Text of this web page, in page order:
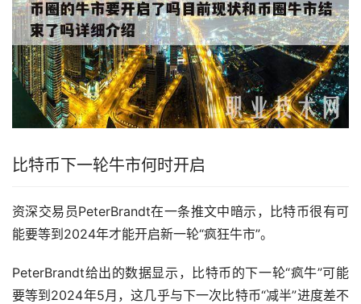
比特币下一轮牛市何时开启
资深交易员PeterBrandt在一条推文中暗示，比特币很有可
能要等到2024年才能开启新一轮“疯狂牛市”。
PeterBrandt给出的数据显示，比特币的下一轮“疯牛”可能
要等到2024年5月，这几乎与下一次比特币“减半”进度差不